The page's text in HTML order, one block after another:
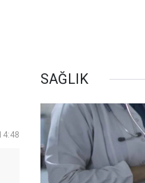
SAĞLIK